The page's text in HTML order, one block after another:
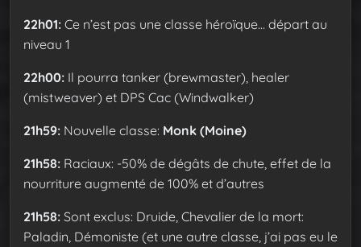
22h01: Ce n’est pas une classe héroïque… départ au
niveau 1
22h00: Il pourra tanker (brewmaster), healer
(mistweaver) et DPS Cac (Windwalker)
21h59: Nouvelle classe: Monk (Moine)
21h58: Raciaux: -50% de dégâts de chute, effet de la
nourriture augmenté de 100% et d’autres
21h58: Sont exclus: Druide, Chevalier de la mort:
Paladin, Démoniste (et une autre classe, j’ai pas eu le